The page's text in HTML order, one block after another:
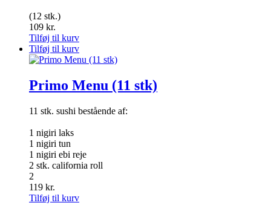
(12 stk.)
109 kr.
Tilføj til kurv
Tilføj til kurv
Primo Menu (11 stk)
11 stk. sushi bestående af:
1 nigiri laks
1 nigiri tun
1 nigiri ebi reje
2 stk. california roll
2
119 kr.
Tilføj til kurv